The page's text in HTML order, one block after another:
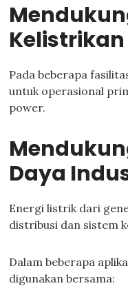
Pada beberapa
untuk operasional
power.
Daya
Energi listrik dari
distribusi dan sistem
Dalam beberapa
digunakan bersama: